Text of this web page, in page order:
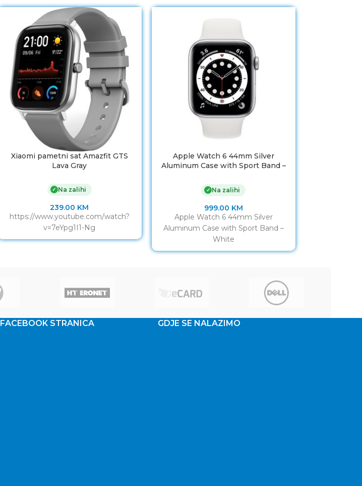
Xiaomi pametni sat Amazfit GTS
Lava Gray
✓ Na zalihi
239.00 KM
https://www.youtube.com/watch?
v=7eYpg1I1-Ng
Apple Watch 6 44mm Silver
Aluminum Case with Sport Band –
✓ Na zalihi
999.00 KM
Apple Watch 6 44mm Silver
Aluminum Case with Sport Band –
White
FACEBOOK STRANICA GDJE SE NALAZIMO